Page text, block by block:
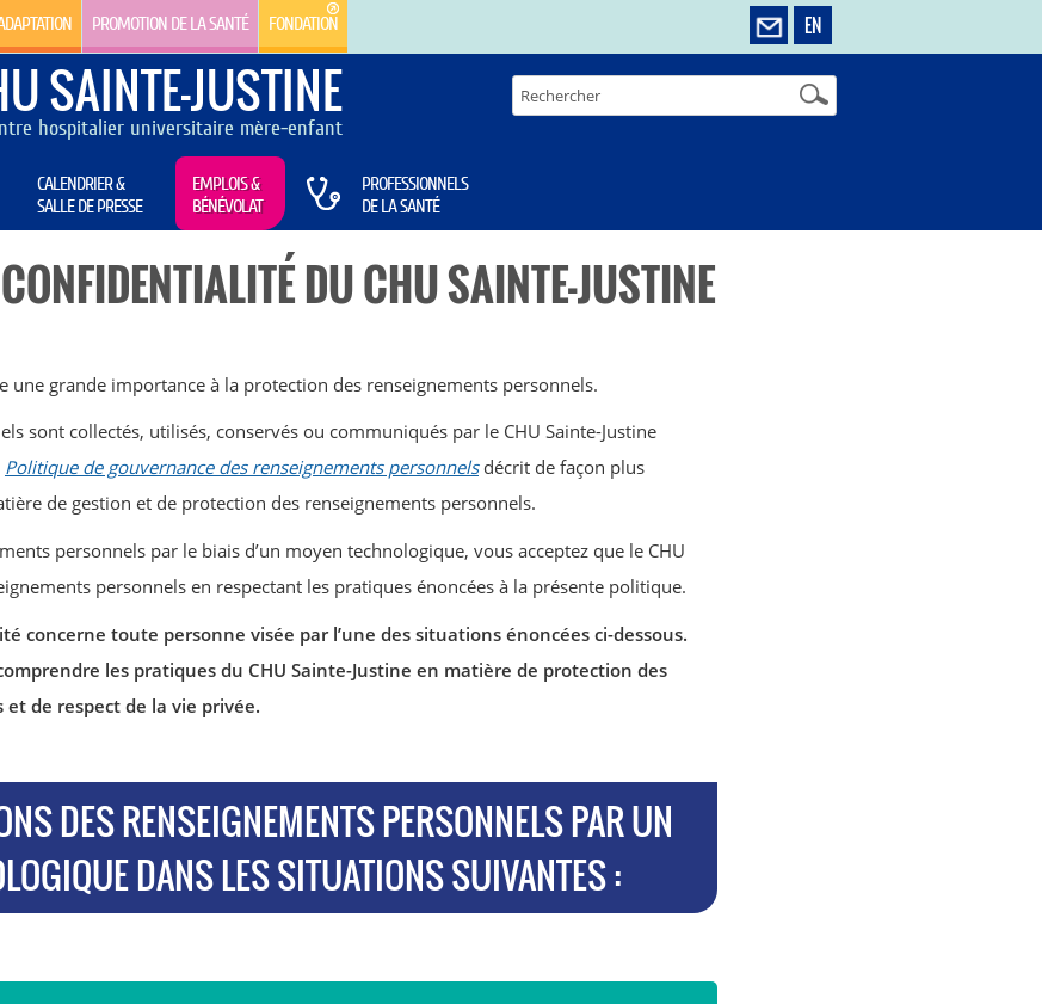
EN
PROMOTION DE LA SANTÉ FONDATION
SAINTE-JUSTINE
hospitalier universitaire mère-enfant
CALENDRIER &
SALLE DE PRESSE
EMPLOIS &
BÉNÉVOLAT
PROFESSIONNELS
DE LA SANTÉ
DU CHUSAINTE-JUSTINE
une grande importance à la protection des renseignements personnels.
sont collectés, utilisés, conservés ou communiqués par le CHU Sainte-Justine
Politique de gouvernance des renseignements personnelsdécrit de façon plus
de gestion et de protection des renseignements personnels.
personnels par le biais d’un moyen technologique, vous acceptez que le CHU
personnels en respectant les pratiques énoncées à la présente politique.
concerne toute personne visée par l’une des situations énoncées ci-dessous.
les pratiques du CHU Sainte-Justine en matière de protection des
de respect de la vie privée.
DES RENSEIGNEMENTS PERSONNELS PAR UN
DANS LES SITUATIONS SUIVANTES :